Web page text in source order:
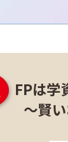
FPは学
～賢